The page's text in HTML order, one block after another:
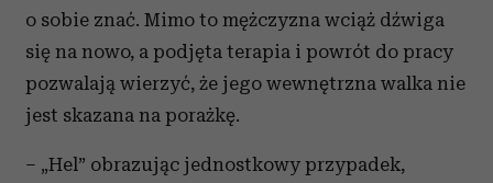
o sobie znać. Mimo to mężczyzna wciąż dźwiga
się na nowo, a podjęta terapia i powrót do pracy
pozwalają wierzyć, że jego wewnętrzna walka nie
jest skazana na porażkę.
– „Hel” obrazując jednostkowy przypadek,